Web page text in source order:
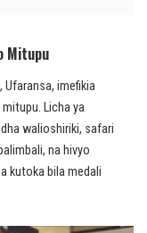
Mitupu
Ufaransa, imefikia
Licha ya
walioshiriki, safari
na hivyo
kutoka bila medali